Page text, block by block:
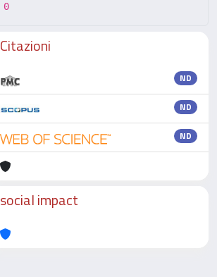
0
Citazioni
ND
ND
ND
social impact